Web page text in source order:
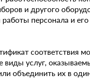
и другого
персонала и его
соответствия
услуг,
объединить их в